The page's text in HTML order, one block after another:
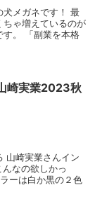
犬メガネです！ 最
ゃ増えているのが
す。 「副業を本格
崎実業2023秋
山崎実業さんイン
なの欲しかっ
ーは白か黒の２色